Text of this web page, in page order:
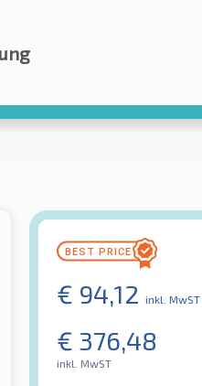
€ 94,12 inkl. MwST
€ 376,48
inkl. MwST